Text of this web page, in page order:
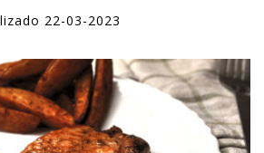
22-03-2023